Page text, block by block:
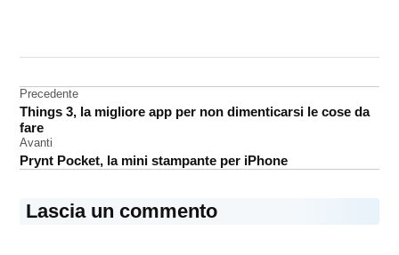
Carpool
Navigazione
articoli
Precedente
Things 3, la migliore app per non dimenticarsi le cose da
fare
Avanti
Prynt Pocket, la mini stampante per iPhone
Lascia un commento